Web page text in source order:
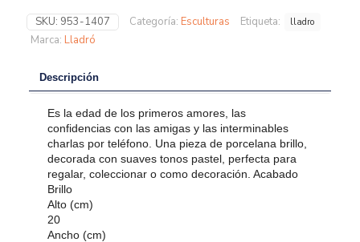
SKU: 953-1407 Categoría: Esculturas Etiqueta: lladro
Marca: Lladró
Descripción
Es la edad de los primeros amores, las
confidencias con las amigas y las interminables
charlas por teléfono. Una pieza de porcelana brillo,
decorada con suaves tonos pastel, perfecta para
regalar, coleccionar o como decoración. Acabado
Brillo
Alto (cm)
20
Ancho (cm)